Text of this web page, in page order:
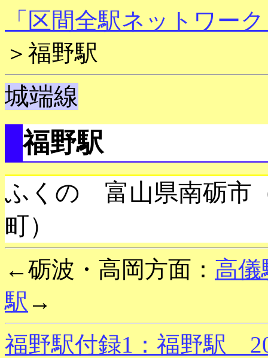
「区間全駅ネットワー
＞福野駅
城端線
福野駅
ふくの 富山県南砺市
町）
←砺波・高岡方面： 高儀
駅 →
福野駅付録1：福野駅